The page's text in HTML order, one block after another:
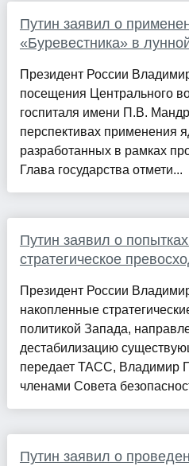
Путин заявил о
«Буревестника» в
Президент России
посещения Центрального
госпиталя имени П.В.
перспективах применения
разработанных в рамках
Глава государства отмети...
Путин заявил о
стратегическое
Президент России
накопленные
политикой Запада,
дестабилизацию
передает ТАСС, Владимир
членами Совета
Путин заявил о